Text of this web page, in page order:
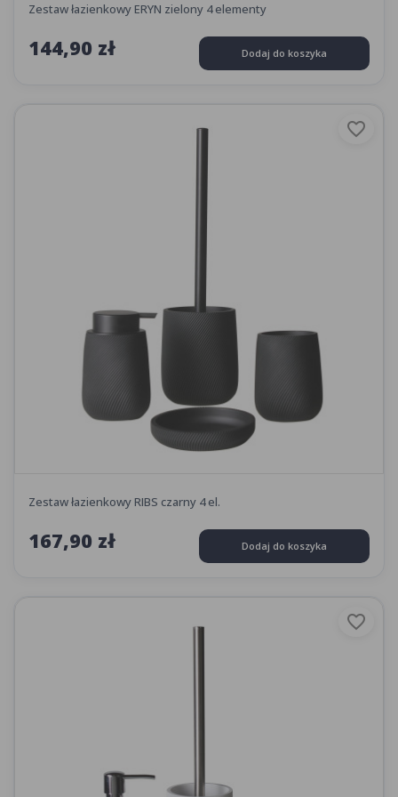
Zestaw łazienkowy ERYN zielony 4 elementy
144,90 zł Dodaj do koszyka
favorite_border
Zestaw łazienkowy RIBS czarny 4 el.
167,90 zł Dodaj do koszyka
favorite_border